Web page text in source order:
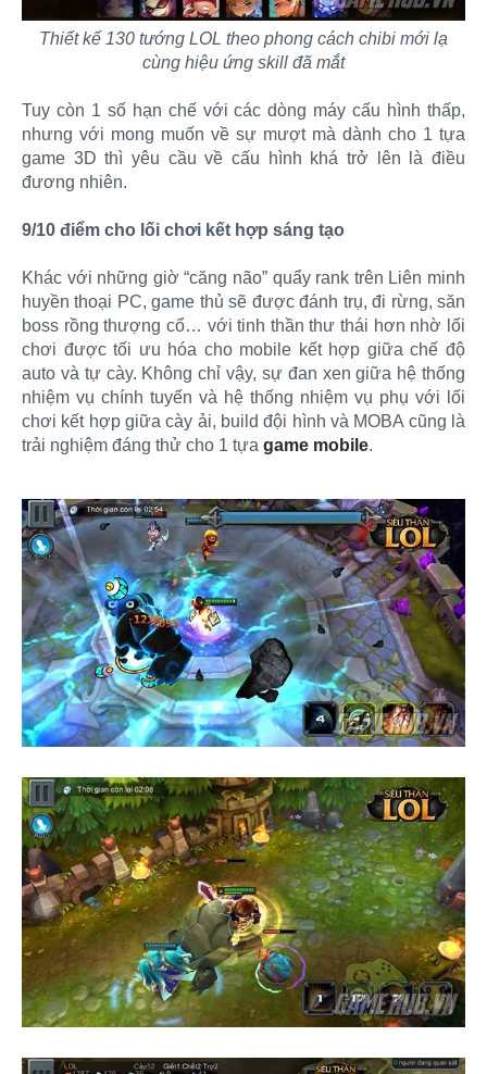
Thiết kế 130 tướng LOL theo phong cách chibi mới lạ
cùng hiệu ứng skill đã mắt
Tuy còn 1 số hạn chế với các dòng máy cấu hình thấp,
nhưng với mong muốn về sự mượt mà dành cho 1 tựa
game 3D thì yêu cầu về cấu hình khá trở lên là điều
đương nhiên.
9/10 điểm cho lối chơi kết hợp sáng tạo
Khác với những giờ “căng não” quẩy rank trên Liên minh
huyền thoại PC, game thủ sẽ được đánh trụ, đi rừng, săn
boss rồng thượng cổ… với tinh thần thư thái hơn nhờ lối
chơi được tối ưu hóa cho mobile kết hợp giữa chế độ
auto và tự cày. Không chỉ vậy, sự đan xen giữa hệ thống
nhiệm vụ chính tuyến và hệ thống nhiệm vụ phụ với lối
chơi kết hợp giữa cày ải, build đội hình và MOBA cũng là
trải nghiệm đáng thử cho 1 tựa game mobile.